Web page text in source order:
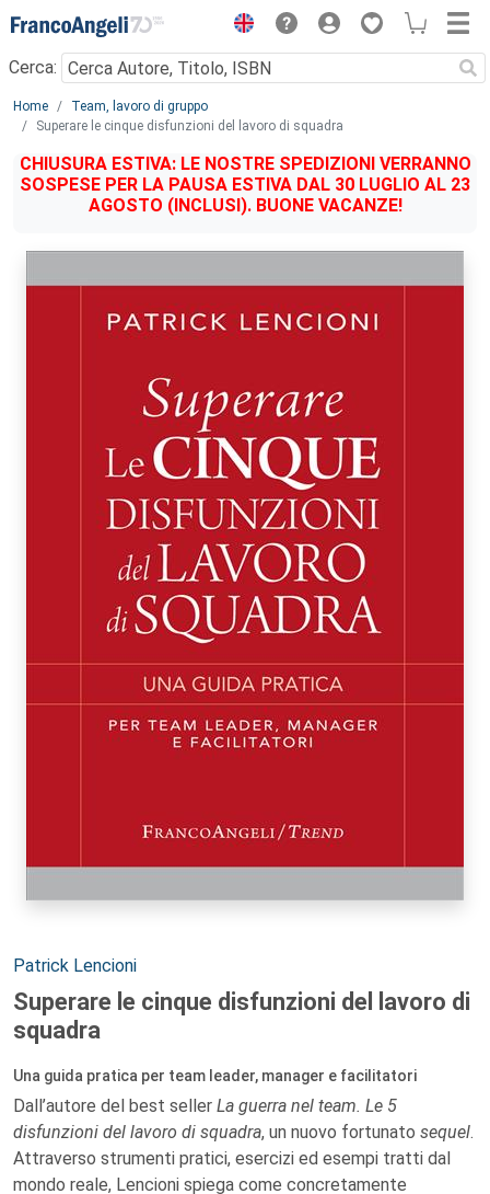
Menu
Cerca:
Main content
Home
Team, lavoro di gruppo
Superare le cinque disfunzioni del lavoro di squadra
CHIUSURA ESTIVA: LE NOSTRE SPEDIZIONI VERRANNO
SOSPESE PER LA PAUSA ESTIVA DAL 30 LUGLIO AL 23
AGOSTO (INCLUSI). BUONE VACANZE!
Autori:
Patrick Lencioni
Superare le cinque disfunzioni del lavoro di
squadra
Una guida pratica per team leader, manager e facilitatori
Dall’autore del best seller La guerra nel team. Le 5
disfunzioni del lavoro di squadra, un nuovo fortunato sequel.
Attraverso strumenti pratici, esercizi ed esempi tratti dal
mondo reale, Lencioni spiega come concretamente